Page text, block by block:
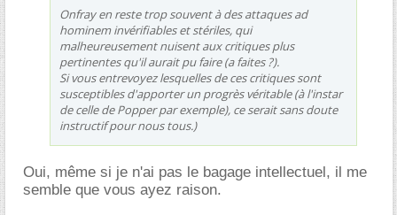
Onfray en reste trop souvent à des attaques ad
hominem invérifiables et stériles, qui
malheureusement nuisent aux critiques plus
pertinentes qu'il aurait pu faire (a faites ?).
Si vous entrevoyez lesquelles de ces critiques sont
susceptibles d'apporter un progrès véritable (à l'instar
de celle de Popper par exemple), ce serait sans doute
instructif pour nous tous.)
Oui, même si je n'ai pas le bagage intellectuel, il me
semble que vous ayez raison.